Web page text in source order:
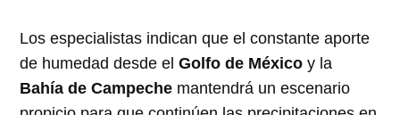
Los especialistas indican que el constante aporte
de humedad desde elGolfo de México y la
Bahía de Campeche mantendrá un escenario